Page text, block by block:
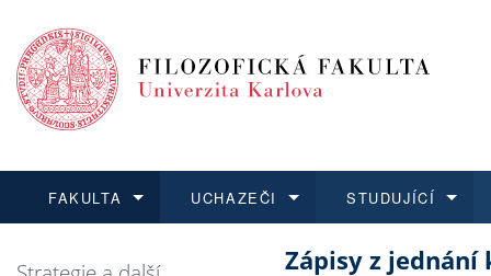
FAKULTA
Struktura a historie
UCHAZEČI
Co studovat a jak se
STUDUJÍCÍ
Bakalářské a magisterské
O vědě a výzkumu na FF
Aktuální nabídky a
Zápisy z jednání